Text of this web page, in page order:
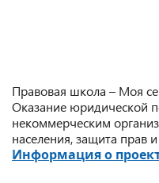
Правовая школа – Моя
Оказание юридической
некоммерческим
населения, защита прав
Информация о